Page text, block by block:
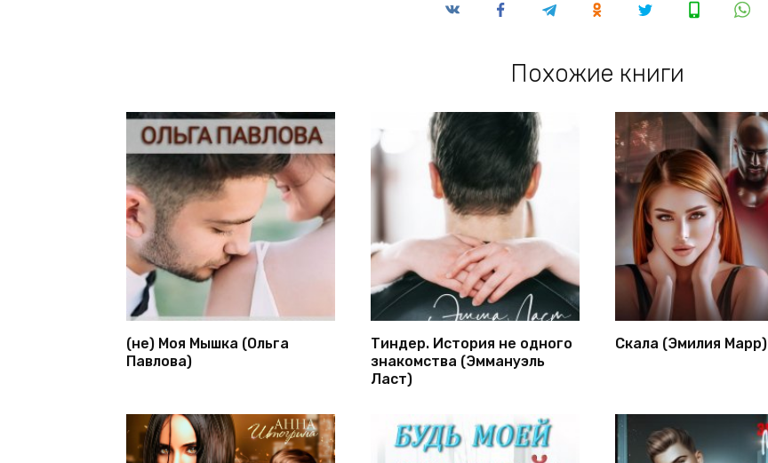
Похожие книги
(не) Моя Мышка (Ольга
Павлова)
Тиндер. История не одного
знакомства (Эммануэль
Ласт)
Скала (Эмилия Марр)